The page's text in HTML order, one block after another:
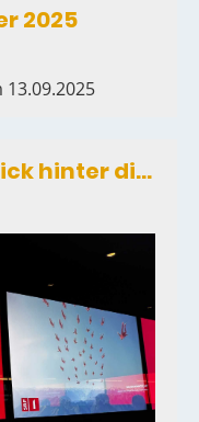
2025
Ein unvergesslicher Blick hinter die Kulissen des SRF – Sportclub Winkel auf Entdeckungsreise